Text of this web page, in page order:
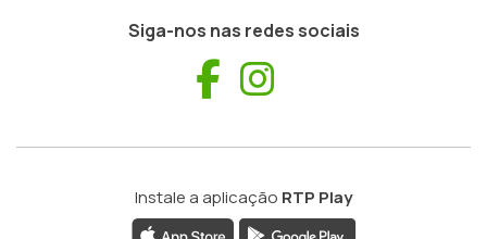
Siga-nos nas redes sociais
Facebook
Instale a aplicação RTP Play